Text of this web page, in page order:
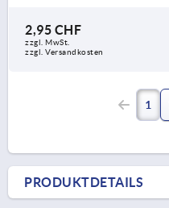
2,95 CHF
zzgl. MwSt.
zzgl. Versandkosten
1
PRODUKTDETAILS